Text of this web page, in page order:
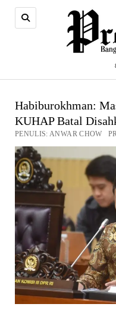
Habiburokhman:
KUHAP Batal
PENULIS: ANWAR CHOW